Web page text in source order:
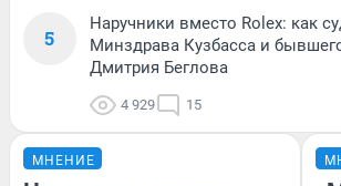
5
Наручники вместо Rolex: как
Минздрава Кузбасса и
Дмитрия Беглова
4 929 15
МНЕНИЕ